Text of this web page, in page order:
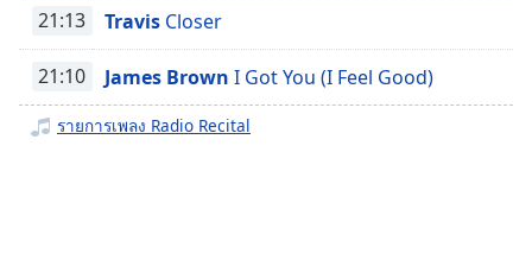
Descriptions
descriptions
off,
selected
21:13 Travis Closer
21:10 James Brown I Got You (I Feel Good)
รายการเพลง Radio Recital